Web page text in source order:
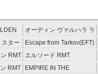
オーディン ヴァルハラ ラ
イジング RMT
ター
Escape from Tarkov(EFT)
RMT
RMT エルソード RMT
RMT
EMPIRE IN THE